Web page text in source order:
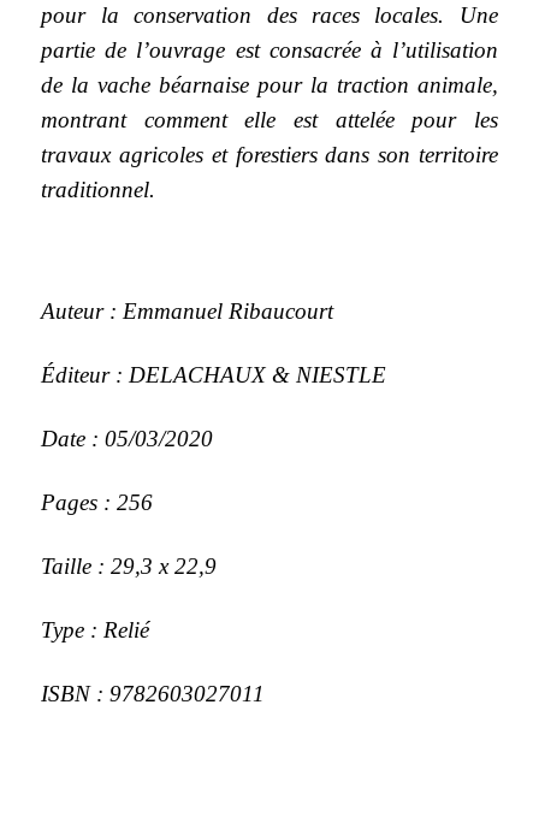
pour la conservation des races locales. Une
partie de l’ouvrage est consacrée à l’utilisation
de la vache béarnaise pour la traction animale,
montrant comment elle est attelée pour les
travaux agricoles et forestiers dans son territoire
traditionnel.
Auteur : Emmanuel Ribaucourt
Éditeur : DELACHAUX & NIESTLE
Date : 05/03/2020
Pages : 256
Taille : 29,3 x 22,9
Type : Relié
ISBN : 9782603027011